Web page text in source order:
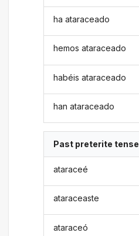
ha ataraceado
hemos ataraceado
habéis ataraceado
han ataraceado
Past preterite tense
ataraceé
ataraceaste
ataraceó